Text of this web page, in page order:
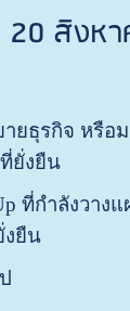
: 20 สิง
ยธุรกิจ หรือ
ยั่งยืน
ที่กำลังวาง
งยืน